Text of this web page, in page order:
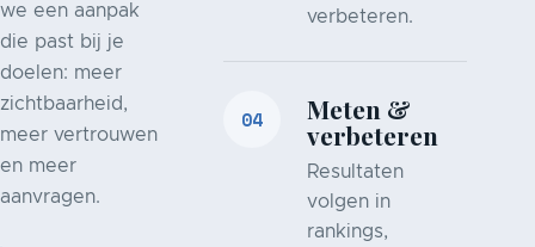
we een aanpak
die past bij je
doelen: meer
zichtbaarheid,
meer vertrouwen
en meer
aanvragen.
verbeteren.
04 Meten &
verbeteren
Resultaten
volgen in
rankings,